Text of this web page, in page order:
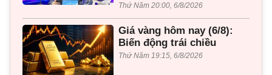
Thứ Năm 20:00, 6/8/2026
Giá vàng hôm nay (6/8):
Biến động trái chiều
Thứ Năm 19:15, 6/8/2026